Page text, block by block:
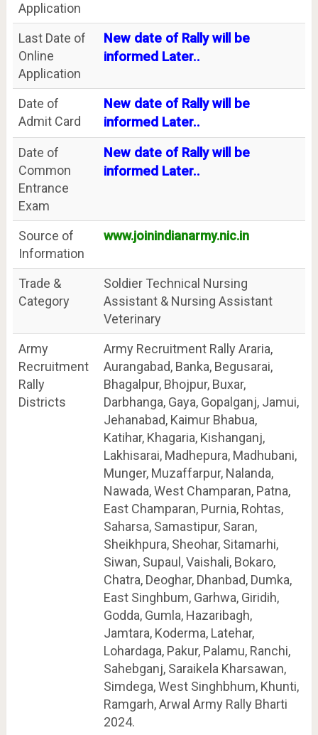
Application
Last Date of
Online
Application
New date of Rally will be
informed Later..
Date of
Admit Card
New date of Rally will be
informed Later..
Date of
Common
Entrance
Exam
New date of Rally will be
informed Later..
Source of
Information
www.joinindianarmy.nic.in
Trade &
Category
Soldier Technical Nursing
Assistant & Nursing Assistant
Veterinary
Army
Recruitment
Rally
Districts
Army Recruitment Rally Araria,
Aurangabad, Banka, Begusarai,
Bhagalpur, Bhojpur, Buxar,
Darbhanga, Gaya, Gopalganj, Jamui,
Jehanabad, Kaimur Bhabua,
Katihar, Khagaria, Kishanganj,
Lakhisarai, Madhepura, Madhubani,
Munger, Muzaffarpur, Nalanda,
Nawada, West Champaran, Patna,
East Champaran, Purnia, Rohtas,
Saharsa, Samastipur, Saran,
Sheikhpura, Sheohar, Sitamarhi,
Siwan, Supaul, Vaishali, Bokaro,
Chatra, Deoghar, Dhanbad, Dumka,
East Singhbum, Garhwa, Giridih,
Godda, Gumla, Hazaribagh,
Jamtara, Koderma, Latehar,
Lohardaga, Pakur, Palamu, Ranchi,
Sahebganj, Saraikela Kharsawan,
Simdega, West Singhbhum, Khunti,
Ramgarh, Arwal Army Rally Bharti
2024.